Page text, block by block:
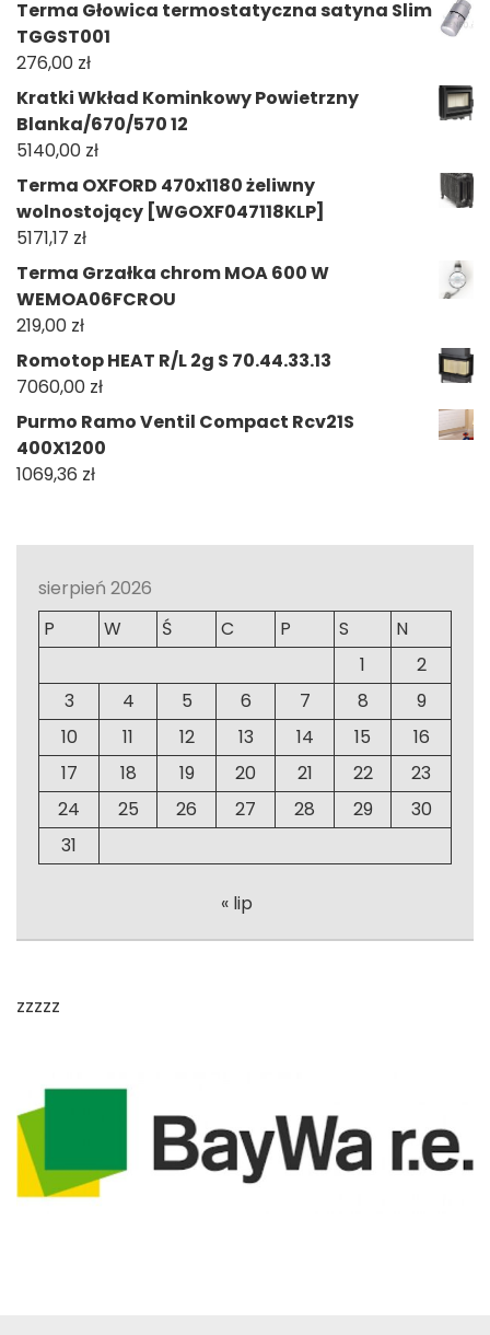
Terma Głowica termostatyczna satyna Slim
TGGST001
276,00 zł
Kratki Wkład Kominkowy Powietrzny
Blanka/670/570 12
5140,00 zł
Terma OXFORD 470x1180 żeliwny
wolnostojący [WGOXF047118KLP]
5171,17 zł
Terma Grzałka chrom MOA 600 W
WEMOA06FCROU
219,00 zł
Romotop HEAT R/L 2g S 70.44.33.13
7060,00 zł
Purmo Ramo Ventil Compact Rcv21S
400X1200
1069,36 zł
sierpień 2026
P
W Ś C P S
N
1
2
3
4 5 6 7 8
9
10
11 12 13 14 15
16
17
18 19 20 21 22
23
24
25 26 27 28 29
30
31
« lip
zzzzz